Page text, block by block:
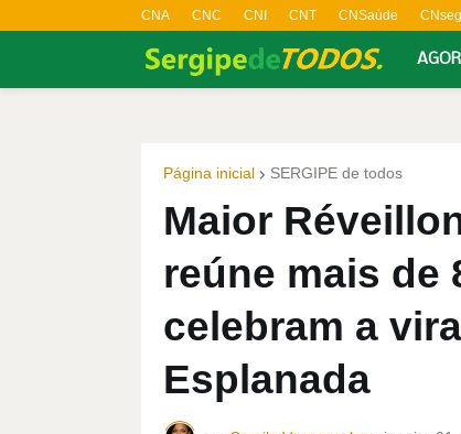
CNA CNC CNI CNT CNSaúde CNseg
Página inicial SERGIPE de todos
Maior
reúne mais de
celebram a
Esplanada